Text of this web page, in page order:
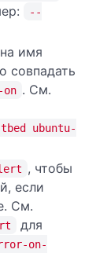
--
на имя
совпадать
on . См.
ubuntu-
, чтобы
если
См.
для
on-